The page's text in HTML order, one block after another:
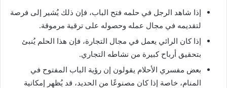
إذا شاهد الرجل في حلمه فتح الباب، فإن ذلك يُشير إلى فرصة
لتقديمه في مجال عمله وحصوله على ترقية مرموقة.
إذا كان الرائي يعمل في مجال التجارة، فإن هذا الحلم يُنبئ
بتحقيق أرباح كبيرة من نشاطه التجاري.
بعض مفسري الأحلام يقولون إن رؤية الباب المفتوح في
المنام، خاصة إذا كان مصنوعًا من الحديد، قد يُظهِر إمكانية